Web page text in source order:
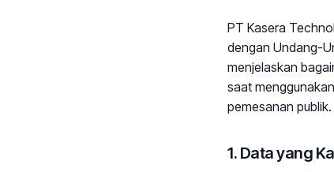
PT Kasera
dengan Undang-
menjelaskan
saat
pemesanan publik.
1. Data yang